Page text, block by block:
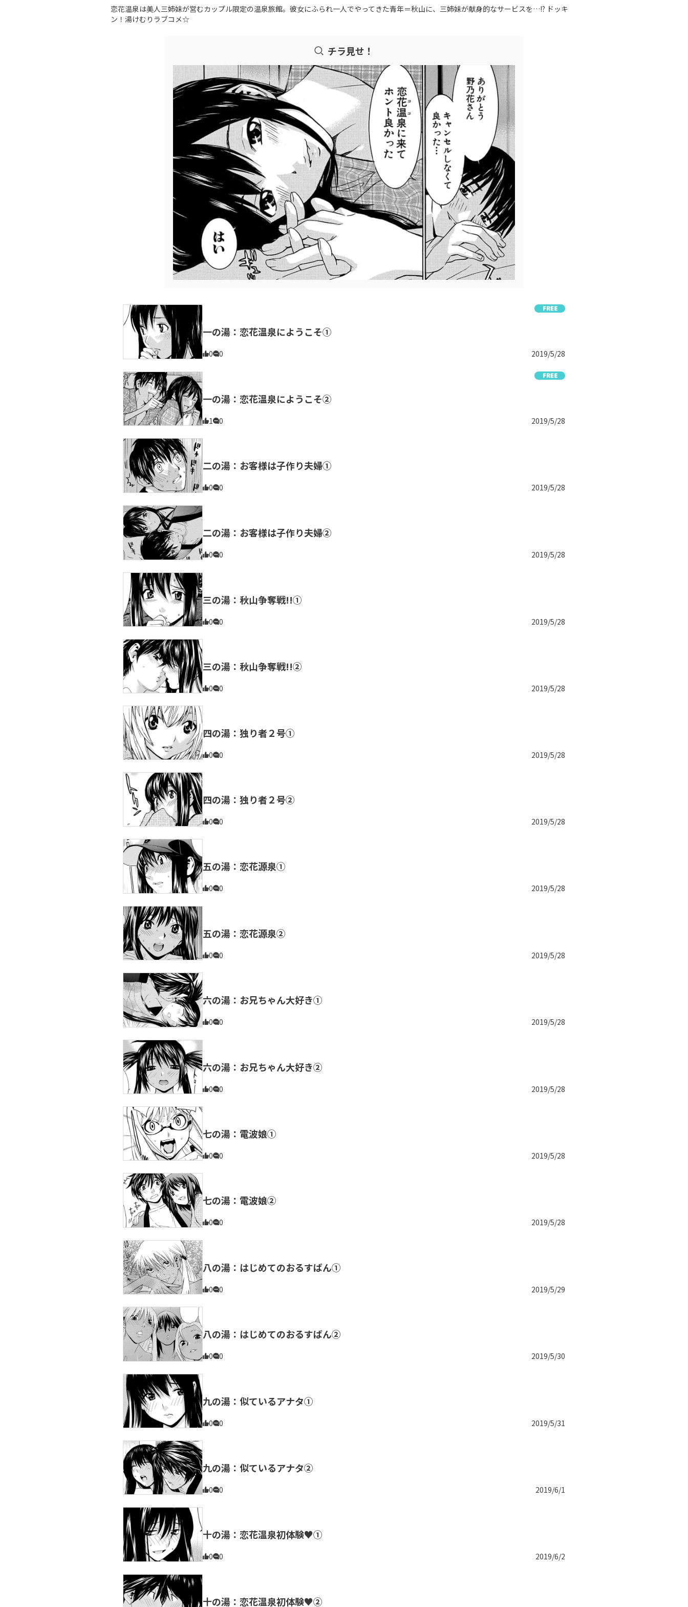
恋花温泉は美人三姉妹が営むカップル限定の温泉旅館。彼女にふられ一人でやってきた青年＝秋山に、三姉妹が献身的なサービスを…!? ドッキ
ン！湯けむりラブコメ☆
チラ見せ！
一の湯：恋花温泉にようこそ①
0 0 2019/5/28
一の湯：恋花温泉にようこそ②
1 0 2019/5/28
二の湯：お客様は子作り夫婦①
0 0 2019/5/28
二の湯：お客様は子作り夫婦②
0 0 2019/5/28
三の湯：秋山争奪戦!!①
0 0 2019/5/28
三の湯：秋山争奪戦!!②
0 0 2019/5/28
四の湯：独り者２号①
0 0 2019/5/28
四の湯：独り者２号②
0 0 2019/5/28
五の湯：恋花源泉①
0 0 2019/5/28
五の湯：恋花源泉②
0 0 2019/5/28
六の湯：お兄ちゃん大好き①
0 0 2019/5/28
六の湯：お兄ちゃん大好き②
0 0 2019/5/28
七の湯：電波娘①
0 0 2019/5/28
七の湯：電波娘②
0 0 2019/5/28
八の湯：はじめてのおるすばん①
0 0 2019/5/29
八の湯：はじめてのおるすばん②
0 0 2019/5/30
九の湯：似ているアナタ①
0 0 2019/5/31
九の湯：似ているアナタ②
0 0 2019/6/1
十の湯：恋花温泉初体験♥①
0 0 2019/6/2
十の湯：恋花温泉初体験♥②